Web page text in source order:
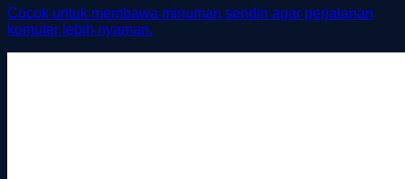
Cocok untuk membawa minuman sendiri agar perjalanan
komuter lebih nyaman.